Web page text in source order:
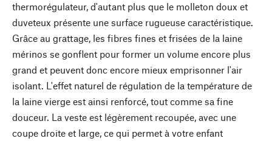
thermorégulateur, d'autant plus que le molleton doux et
duveteux présente une surface rugueuse caractéristique.
Grâce au grattage, les fibres fines et frisées de la laine
mérinos se gonflent pour former un volume encore plus
grand et peuvent donc encore mieux emprisonner l'air
isolant. L'effet naturel de régulation de la température de
la laine vierge est ainsi renforcé, tout comme sa fine
douceur. La veste est légèrement recoupée, avec une
coupe droite et large, ce qui permet à votre enfant